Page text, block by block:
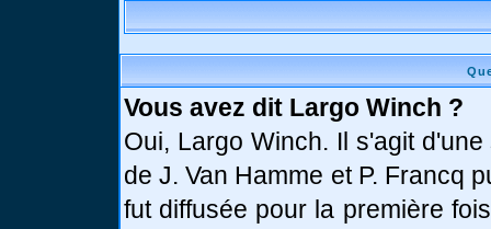
Vous avez dit Largo Winch ?
Oui, Largo Winch. Il s'agit
de J. Van Hamme et P. Francq
fut diffusée pour la première